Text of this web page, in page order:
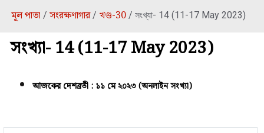
মূল পাতা / সংরক্ষণাগার/ খণ্ড-30 / সংখ্যা- 14 (11-17 May 2023)
সংখ্যা- 14 (11-17 May 2023)
আজকের দেশব্রতী : ১১ মে ২০২৩ (অনলাইন সংখ্যা)